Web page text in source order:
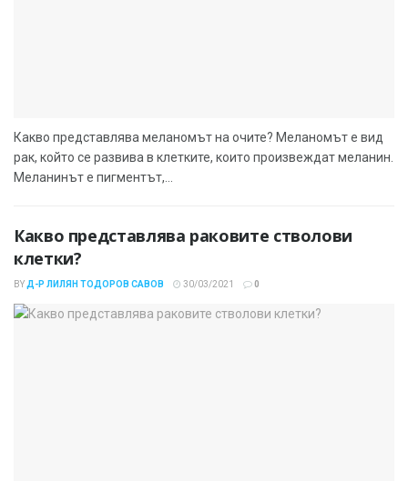
Какво представлява меланомът на очите? Меланомът е вид
рак, който се развива в клетките, които произвеждат меланин.
Меланинът е пигментът,...
Какво представлява раковите стволови
клетки?
BY Д-Р ЛИЛЯН ТОДОРОВ САВОВ 30/03/2021 0